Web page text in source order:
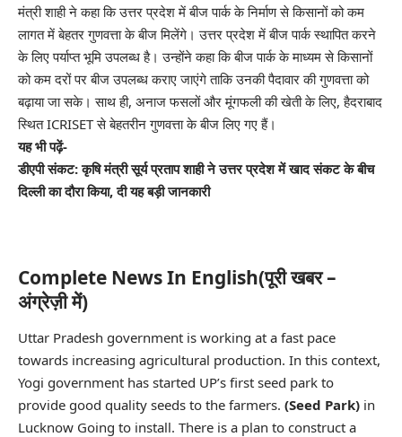
मंत्री शाही ने कहा कि उत्तर प्रदेश में बीज पार्क के निर्माण से किसानों को कम
लागत में बेहतर गुणवत्ता के बीज मिलेंगे। उत्तर प्रदेश में बीज पार्क स्थापित करने
के लिए पर्याप्त भूमि उपलब्ध है। उन्होंने कहा कि बीज पार्क के माध्यम से किसानों
को कम दरों पर बीज उपलब्ध कराए जाएंगे ताकि उनकी पैदावार की गुणवत्ता को
बढ़ाया जा सके। साथ ही, अनाज फसलों और मूंगफली की खेती के लिए, हैदराबाद
स्थित ICRISET से बेहतरीन गुणवत्ता के बीज लिए गए हैं।
यह भी पढ़ें-
डीएपी संकट: कृषि मंत्री सूर्य प्रताप शाही ने उत्तर प्रदेश में खाद संकट के बीच
दिल्ली का दौरा किया, दी यह बड़ी जानकारी
Complete News In English(पूरी खबर –
अंग्रेज़ी में)
Uttar Pradesh government is working at a fast pace
towards increasing agricultural production. In this context,
Yogi government has started UP’s first seed park to
provide good quality seeds to the farmers. (Seed Park) in
Lucknow Going to install. There is a plan to construct a